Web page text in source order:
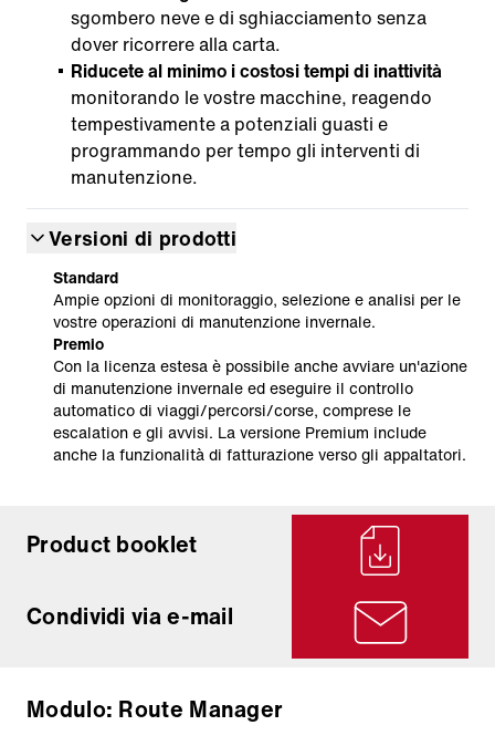
sgombero neve e di sghiacciamento senza
dover ricorrere alla carta.
Riducete al minimo i costosi tempi di inattività
monitorando le vostre macchine, reagendo
tempestivamente a potenziali guasti e
programmando per tempo gli interventi di
manutenzione.
Versioni di prodotti
Standard
Ampie opzioni di monitoraggio, selezione e analisi per le
vostre operazioni di manutenzione invernale.
Premio
Con la licenza estesa è possibile anche avviare un'azione
di manutenzione invernale ed eseguire il controllo
automatico di viaggi/percorsi/corse, comprese le
escalation e gli avvisi. La versione Premium include
anche la funzionalità di fatturazione verso gli appaltatori.
Product booklet
Condividi via e-mail
Modulo: Route Manager